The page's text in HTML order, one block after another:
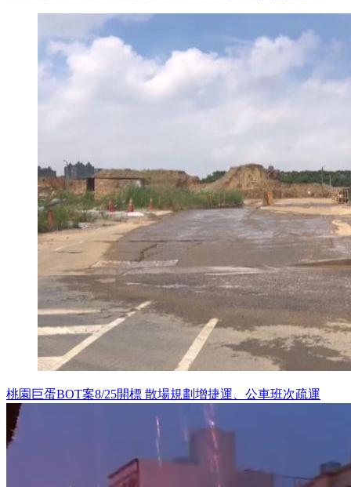
桃園巨蛋BOT案8/25開標 散場規劃增捷運、公車班次疏運